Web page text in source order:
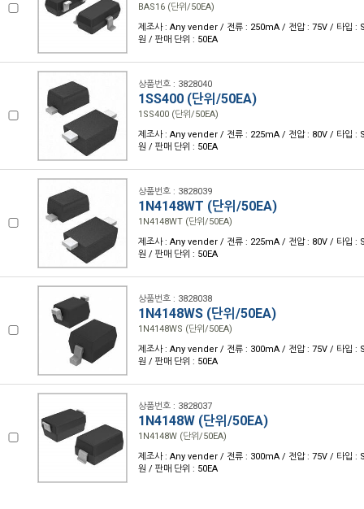
BAS16 (단위/50EA)
제조사 : Any vender / 전류 : 250mA / 전압 : 75V / 타입 :
원 / 판매 단위 : 50EA
상품번호 : 3828040
1SS400 (단위/50EA)
1SS400 (단위/50EA)
제조사 : Any vender / 전류 : 225mA / 전압 : 80V / 타입 :
원 / 판매 단위 : 50EA
상품번호 : 3828039
1N4148WT (단위/50EA)
1N4148WT (단위/50EA)
제조사 : Any vender / 전류 : 225mA / 전압 : 80V / 타입 :
원 / 판매 단위 : 50EA
상품번호 : 3828038
1N4148WS (단위/50EA)
1N4148WS (단위/50EA)
제조사 : Any vender / 전류 : 300mA / 전압 : 75V / 타입 :
원 / 판매 단위 : 50EA
상품번호 : 3828037
1N4148W (단위/50EA)
1N4148W (단위/50EA)
제조사 : Any vender / 전류 : 300mA / 전압 : 75V / 타입 :
원 / 판매 단위 : 50EA